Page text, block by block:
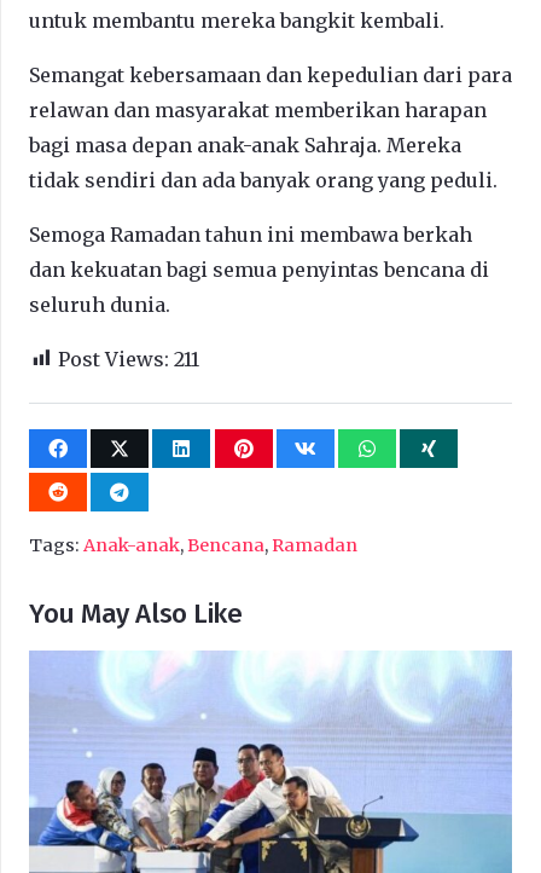
untuk membantu mereka bangkit kembali.
Semangat kebersamaan dan kepedulian dari para
relawan dan masyarakat memberikan harapan
bagi masa depan anak-anak Sahraja. Mereka
tidak sendiri dan ada banyak orang yang peduli.
Semoga Ramadan tahun ini membawa berkah
dan kekuatan bagi semua penyintas bencana di
seluruh dunia.
Post Views: 211
Tags: Anak-anak,Bencana,Ramadan
You May Also Like